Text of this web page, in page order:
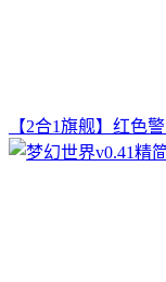
【2合1旗舰】红色